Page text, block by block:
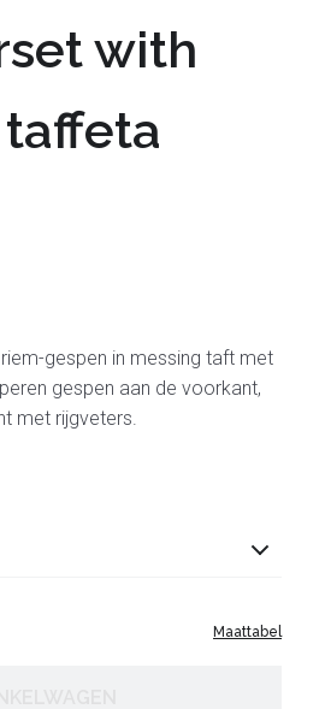
with
gespen in messing taft met
gespen aan de voorkant,
met rijgveters.
Maattabel